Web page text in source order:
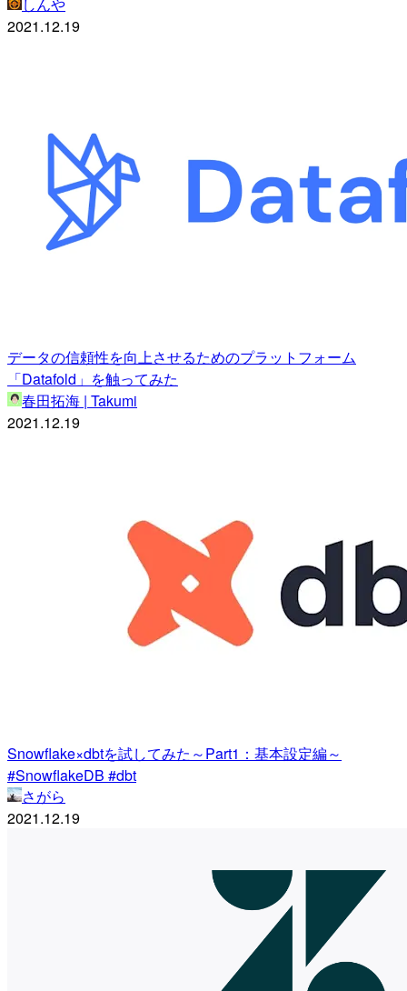
2021.12.19
データの信頼性を向上させるためのプラットフォーム
「Datafold」を触ってみた
春田拓海 | Takumi
2021.12.19
Snowflake×dbtを試してみた～Part1：基本設定編～
#SnowflakeDB #dbt
さがら
2021.12.19